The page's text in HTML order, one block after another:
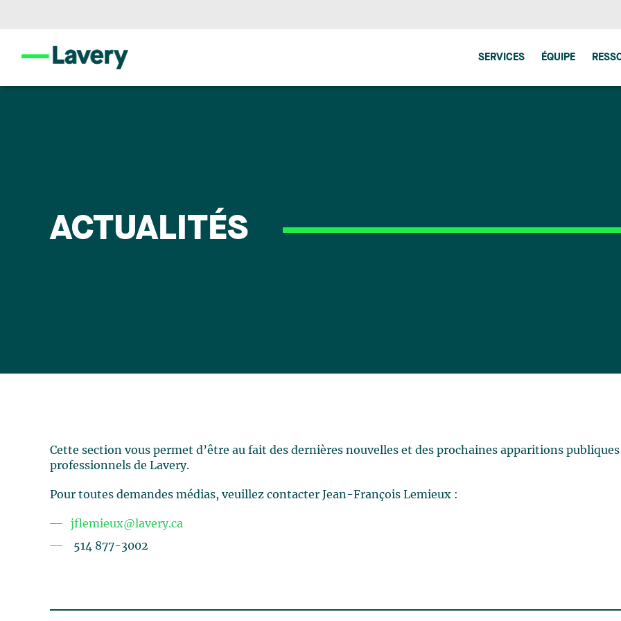
SERVICES ÉQUIPE
ACTUALITÉS
Cette section vous permet d’être au fait des dernières nouvelles et des prochaines apparitions publiques
professionnels de Lavery.
Pour toutes demandes médias, veuillez contacter Jean-François Lemieux :
jflemieux@lavery.ca
514 877-3002